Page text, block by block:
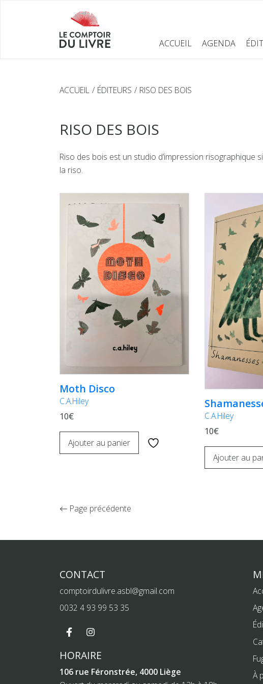
ACCUEIL AGENDA
ACCUEIL ÉDITEURS RISO DES BOIS
RISO DES BOIS
Riso des bois est un studio d’impression risographique
la riso.
Moth Disco
C.A.Hiley
10€
Ajouter au panier
C.A.Hiley
10€
Ajouter au
Page précédente
CONTACT
comptoirdulivre.asbl@gmail.com
0032 4 93 99 53 35
HORAIRE
106 rue Féronstrée, 4000 Liège
À